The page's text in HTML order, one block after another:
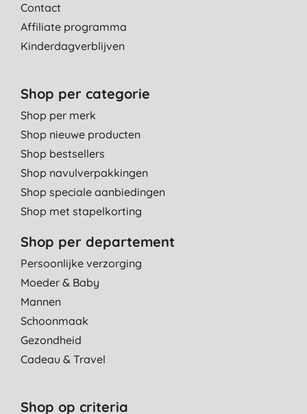
Contact
Affiliate programma
Kinderdagverblijven
Shop per categorie
Shop per merk
Shop nieuwe producten
Shop bestsellers
Shop navulverpakkingen
Shop speciale aanbiedingen
Shop met stapelkorting
Shop per departement
Persoonlijke verzorging
Moeder & Baby
Mannen
Schoonmaak
Gezondheid
Cadeau & Travel
Shop op criteria